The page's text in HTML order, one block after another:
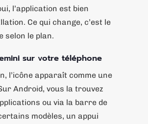
l’application est bien
Ce qui change, c’est le
selon le plan.
sur votre téléphone
l’icône apparaît comme une
Android, vous la trouvez
ou via la barre de
modèles, un appui